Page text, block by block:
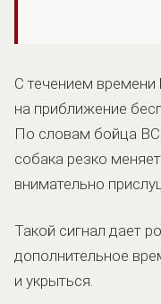
С течением времени
на приближение
По словам бойца ВС
собака резко
внимательно
Такой сигнал дает
дополнительное
и укрыться.